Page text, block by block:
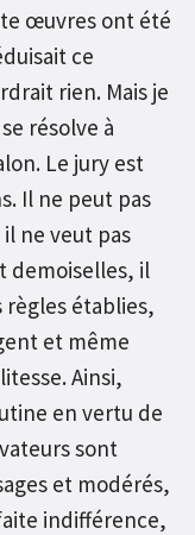
œuvres ont été
ce
rien. Mais je
résolve à
Le jury est
Il ne peut pas
ne veut pas
demoiselles, il
établies,
et même
Ainsi,
en vertu de
sont
et modérés,
indifférence,